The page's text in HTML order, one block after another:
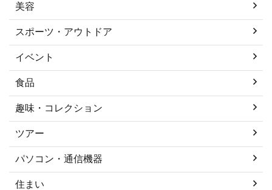
美容
スポーツ・アウトドア
イベント
食品
趣味・コレクション
ツアー
パソコン・通信機器
住まい